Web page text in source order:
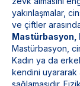
yakınlaşmalar,
ve çiftler
Mastürbasyon,
Mastürbasyon,
Kadın ya da
kendini uyararak
sağlamasıdır.